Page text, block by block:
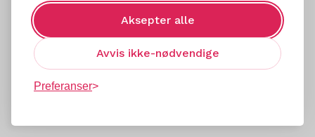
Aksepter alle
Avvis ikke-nødvendige
Preferanser